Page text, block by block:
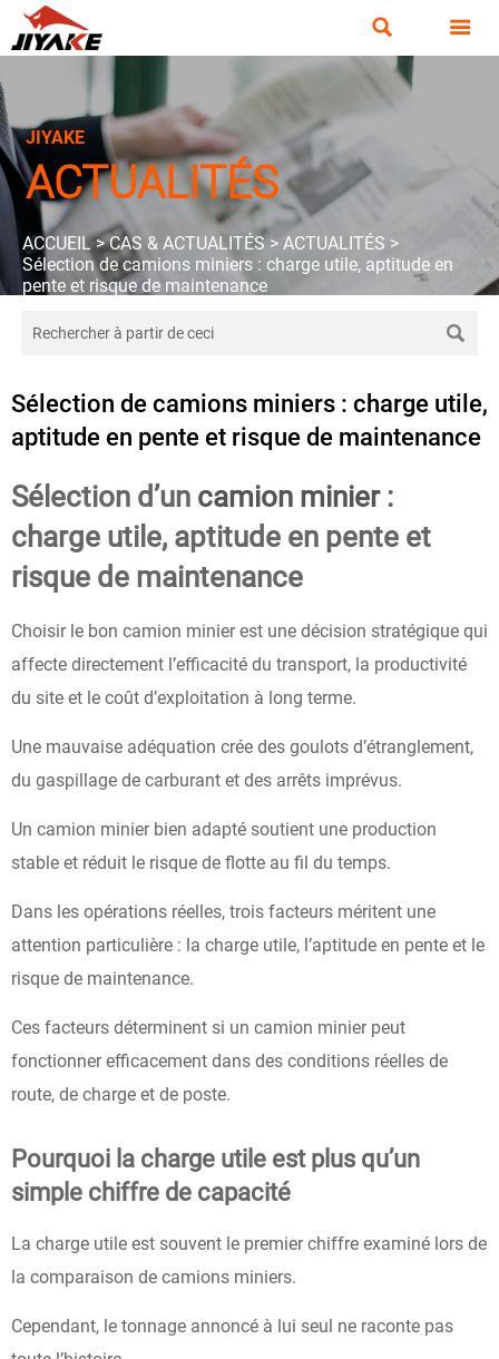
 
JIYAKE
ACTUALITÉS
ACCUEIL>CAS & ACTUALITÉS> ACTUALITÉS >
Sélection de camions miniers : charge utile, aptitude en
pente et risque de maintenance

Sélection de camions miniers : charge utile,
aptitude en pente et risque de maintenance
Sélection d’un camion minier:
charge utile, aptitude en pente et
risque de maintenance
Choisir le bon camion minier est une décision stratégique qui
affecte directement l’efficacité du transport, la productivité
du site et le coût d’exploitation à long terme.
Une mauvaise adéquation crée des goulots d’étranglement,
du gaspillage de carburant et des arrêts imprévus.
Un camion minier bien adapté soutient une production
stable et réduit le risque de flotte au fil du temps.
Dans les opérations réelles, trois facteurs méritent une
attention particulière : la charge utile, l’aptitude en pente et le
risque de maintenance.
Ces facteurs déterminent si un camion minier peut
fonctionner efficacement dans des conditions réelles de
route, de charge et de poste.
Pourquoi la charge utile est plus qu’un
simple chiffre de capacité
La charge utile est souvent le premier chiffre examiné lors de
la comparaison de camions miniers.
Cependant, le tonnage annoncé à lui seul ne raconte pas